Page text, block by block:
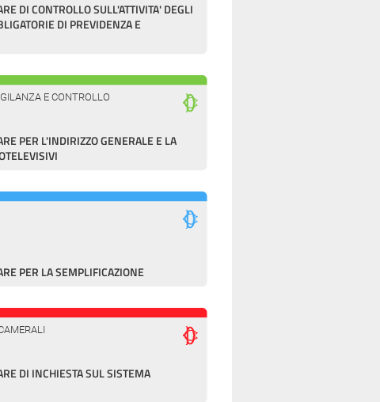
DI CONTROLLO SULL'ATTIVITA' DEGLI
DI PREVIDENZA E
E CONTROLLO
PER L'INDIRIZZO GENERALE E LA
PER LA SEMPLIFICAZIONE
DI INCHIESTA SUL SISTEMA